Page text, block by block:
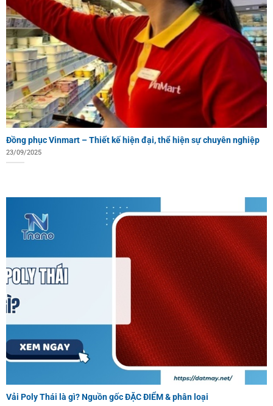
Đồng phục Vinmart – Thiết kế hiện đại, thể hiện sự chuyên nghiệp
23/09/2025
Vải Poly Thái là gì? Nguồn gốc ĐẶC ĐIỂM & phân loại